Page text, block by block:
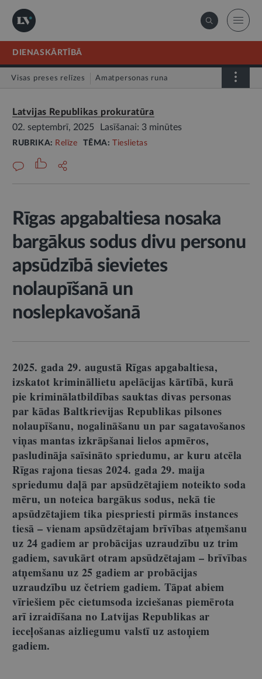
DIENASKĀRTĪBĀ
Visas preses relīzes Amatpersonas runa
Latvijas Republikas prokuratūra
02. septembrī, 2025
Lasīšanai: 3 minūtes
RUBRIKA: Relīze TĒMA: Tieslietas
Rīgas apgabaltiesa nosaka
bargākus sodus divu personu
apsūdzībā sievietes
nolaupīšanā un
noslepkavošanā
2025. gada 29. augustā Rīgas apgabaltiesa,
izskatot krimināllietu apelācijas kārtībā, kurā
pie kriminālatbildības sauktas divas personas
par kādas Baltkrievijas Republikas pilsones
nolaupīšanu, nogalināšanu un par sagatavošanos
viņas mantas izkrāpšanai lielos apmēros,
pasludināja saīsināto spriedumu, ar kuru atcēla
Rīgas rajona tiesas 2024. gada 29. maija
spriedumu daļā par apsūdzētajiem noteikto soda
mēru, un noteica bargākus sodus, nekā tie
apsūdzētajiem tika piespriesti pirmās instances
tiesā – vienam apsūdzētajam brīvības atņemšanu
uz 24 gadiem ar probācijas uzraudzību uz trim
gadiem, savukārt otram apsūdzētajam – brīvības
atņemšanu uz 25 gadiem ar probācijas
uzraudzību uz četriem gadiem. Tāpat abiem
vīriešiem pēc cietumsoda izciešanas piemērota
arī izraidīšana no Latvijas Republikas ar
ieceļošanas aizliegumu valstī uz astoņiem
gadiem.